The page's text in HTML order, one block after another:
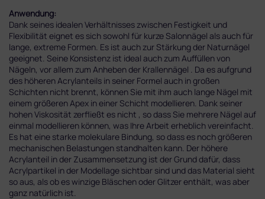
Anwendung:
Dank seines idealen Verhältnisses zwischen Festigkeit und
Flexibilität eignet es sich sowohl für kurze Salonnägel als auch für
lange, extreme Formen. Es ist auch zur Stärkung der Naturnägel
geeignet. Seine Konsistenz ist ideal auch zum Auffüllen von
Nägeln, vor allem zum Anheben der Krallennägel . Da es aufgrund
des höheren Acrylanteils in seiner Formel auch in großen
Schichten nicht brennt, können Sie mit ihm auch lange Nägel mit
einem größeren Apex in einer Schicht modellieren. Dank seiner
hohen Viskosität zerfließt es nicht , so dass Sie mehrere Nägel auf
einmal modellieren können, was Ihre Arbeit erheblich vereinfacht.
Es hat eine starke molekulare Bindung, so dass es noch größeren
mechanischen Belastungen standhalten kann. Der höhere
Acrylanteil in der Zusammensetzung ist der Grund dafür, dass
Acrylpartikel in der Modellage sichtbar sind und das Material sieht
so aus, als ob eswinzige Bläschen oder Glitzer enthält, was aber
ganz natürlich ist.